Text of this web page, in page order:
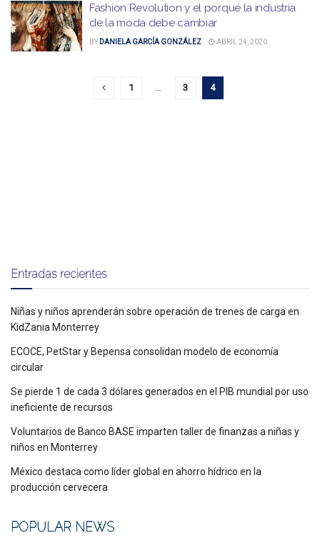
Fashion Revolution y el porqué la industria
de la moda debe cambiar
BY DANIELA GARCÍA GONZÁLEZ ABRIL 24, 2020
1 … 3 4
Entradas recientes
Niñas y niños aprenderán sobre operación de trenes de carga en
KidZania Monterrey
ECOCE, PetStar y Bepensa consolidan modelo de economía
circular
Se pierde 1 de cada 3 dólares generados en el PIB mundial por uso
ineficiente de recursos
Voluntarios de Banco BASE imparten taller de finanzas a niñas y
niños en Monterrey
México destaca como líder global en ahorro hídrico en la
producción cervecera
POPULAR NEWS